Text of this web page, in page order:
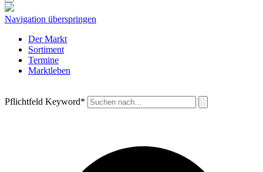
Navigation überspringen
Der Markt
Sortiment
Termine
Marktleben
Pflichtfeld Keyword*